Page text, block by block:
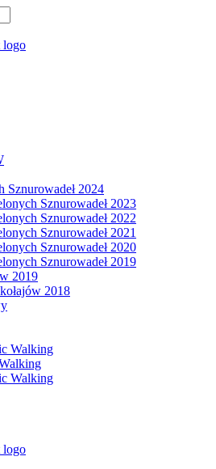
Sznurowadeł 2024
Sznurowadeł 2023
Sznurowadeł 2022
Sznurowadeł 2021
Sznurowadeł 2020
Sznurowadeł 2019
2019
2018
Walking
Walking